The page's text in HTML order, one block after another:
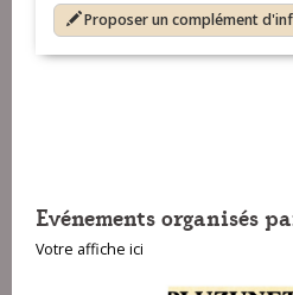
Proposer un complément
Evénements organisés
Votre affiche ici